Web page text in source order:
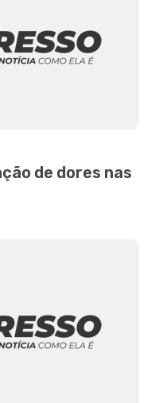
de dores nas